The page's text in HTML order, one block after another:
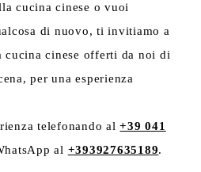
cucina cinese o vuoi
di nuovo, ti invitiamo a
cinese offerti da noi di
per una esperienza
telefonando al+39 041
al +393927635189.